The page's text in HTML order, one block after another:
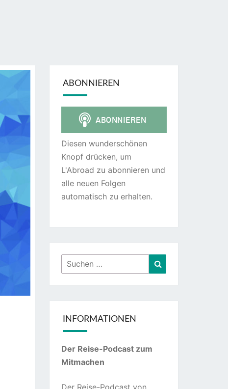
ABONNIEREN
Diesen wunderschönen
Knopf drücken, um
L'Abroad zu abonnieren und
alle neuen Folgen
automatisch zu erhalten.
Suchen
nach:
INFORMATIONEN
Der Reise-Podcast zum
Mitmachen
Der Reise-Podcast von